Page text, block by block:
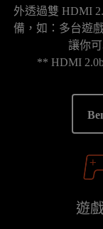
外透過雙 HDMI
備，如：多台遊
讓你
** HDMI
遊